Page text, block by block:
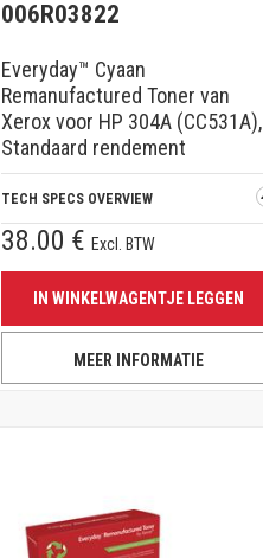
006R03822
Everyday™ Cyaan
Remanufactured Toner van
Xerox voor HP 304A (CC531A),
Standaard rendement
TECH SPECS OVERVIEW
38.00 € Excl. BTW
IN WINKELWAGENTJE LEGGEN
MEER INFORMATIE